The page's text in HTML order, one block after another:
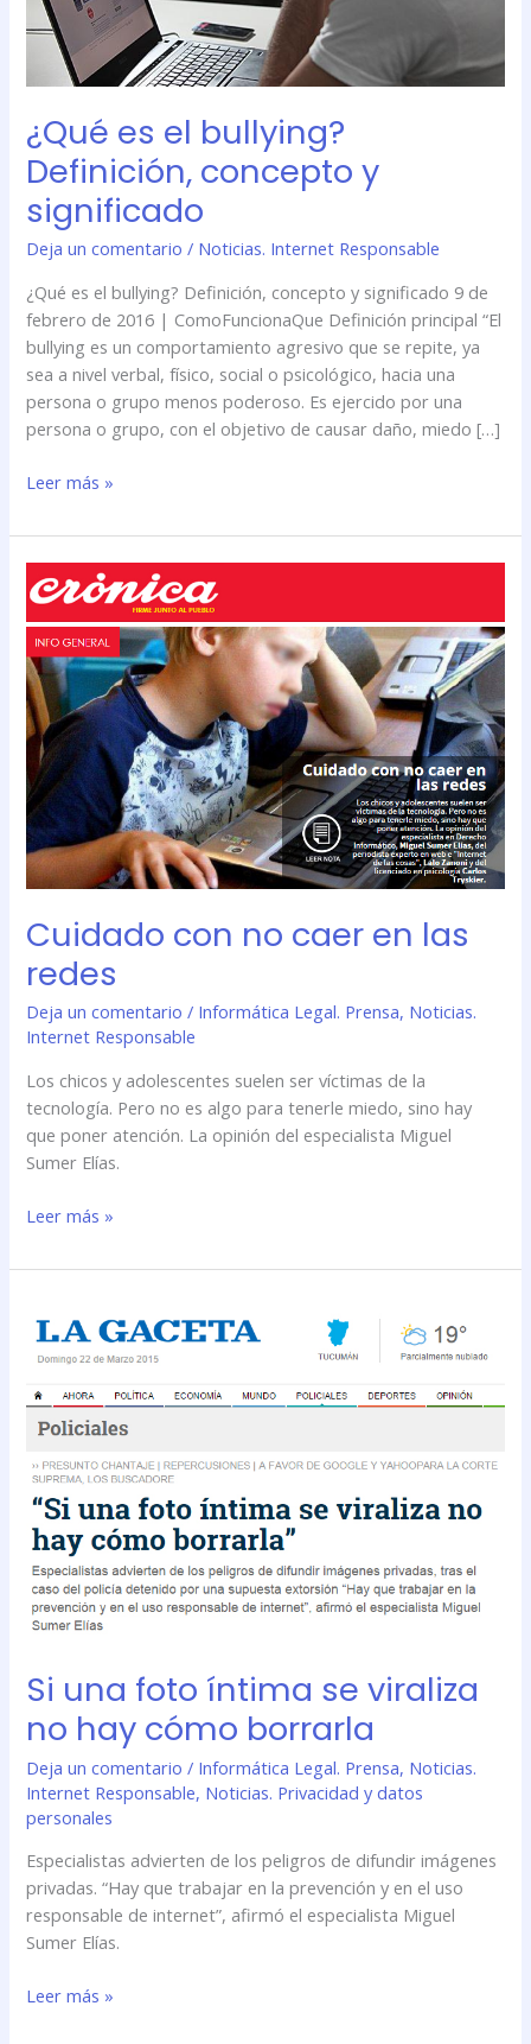
¿Qué es el bullying?
Definición, concepto y
significado
Deja un comentario / Noticias. Internet Responsable
¿Qué es el bullying? Definición, concepto y significado 9 de
febrero de 2016 | ComoFuncionaQue Definición principal “El
bullying es un comportamiento agresivo que se repite, ya
sea a nivel verbal, físico, social o psicológico, hacia una
persona o grupo menos poderoso. Es ejercido por una
persona o grupo, con el objetivo de causar daño, miedo […]
Leer más »
Cuidado con no caer en las
redes
Deja un comentario / Informática Legal. Prensa, Noticias.
Internet Responsable
Los chicos y adolescentes suelen ser víctimas de la
tecnología. Pero no es algo para tenerle miedo, sino hay
que poner atención. La opinión del especialista Miguel
Sumer Elías.
Cuidado
con
no
caer
en
las
redes
Leer más »
Si una foto íntima se viraliza
no hay cómo borrarla
Deja un comentario / Informática Legal. Prensa, Noticias.
Internet Responsable, Noticias. Privacidad y datos
personales
Especialistas advierten de los peligros de difundir imágenes
privadas. “Hay que trabajar en la prevención y en el uso
responsable de internet”, afirmó el especialista Miguel
Sumer Elías.
una
foto
íntima
se
no
hay
cómo
borrarla
Leer más »